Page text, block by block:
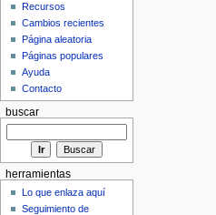
Recursos
Cambios recientes
Página aleatoria
Páginas populares
Ayuda
Contacto
buscar
herramientas
Lo que enlaza aquí
Seguimiento de